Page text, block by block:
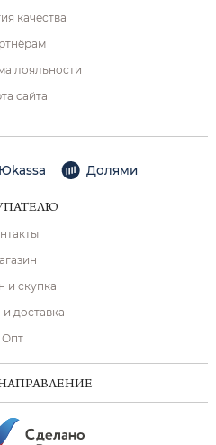
качества
лояльности
сайта
Юkassa Долями
и скупка
доставка
Опт